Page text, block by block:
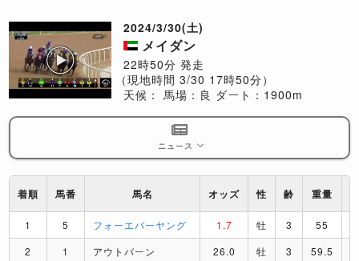
2024/3/30(土)
メイダン
22時50分 発走
（現地時間 3/30 17時50分）
天候： 馬場：良 ダート：1900m
ニュース
着順 馬番 馬名 オッズ 性 齢 重量
1 5 フォーエバーヤング 1.7 牡 3 55
2
1 アウトバーン 26.0 牡 3 59.5